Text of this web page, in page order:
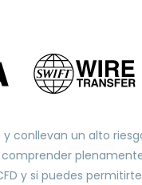
y conllevan un alto
y si puedes